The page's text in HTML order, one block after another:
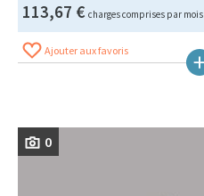
113,67 € charges comprises par mois
Ajouter aux favoris
0